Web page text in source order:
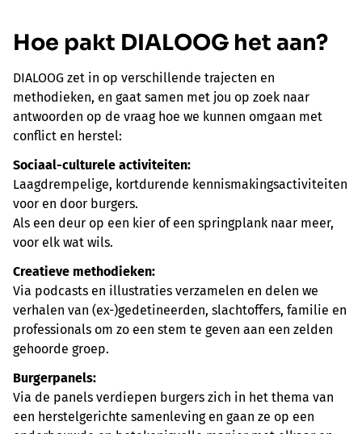
Hoe pakt DIALOOG het aan?
DIALOOG zet in op verschillende trajecten en
methodieken, en gaat samen met jou op zoek naar
antwoorden op de vraag hoe we kunnen omgaan met
conflict en herstel:
Sociaal-culturele activiteiten:
Laagdrempelige, kortdurende kennismakingsactiviteiten
voor en door burgers.
Als een deur op een kier of een springplank naar meer,
voor elk wat wils.
Creatieve methodieken:
Via podcasts en illustraties verzamelen en delen we
verhalen van (ex-)gedetineerden, slachtoffers, familie en
professionals om zo een stem te geven aan een zelden
gehoorde groep.
Burgerpanels:
Via de panels verdiepen burgers zich in het thema van
een herstelgerichte samenleving en gaan ze op een